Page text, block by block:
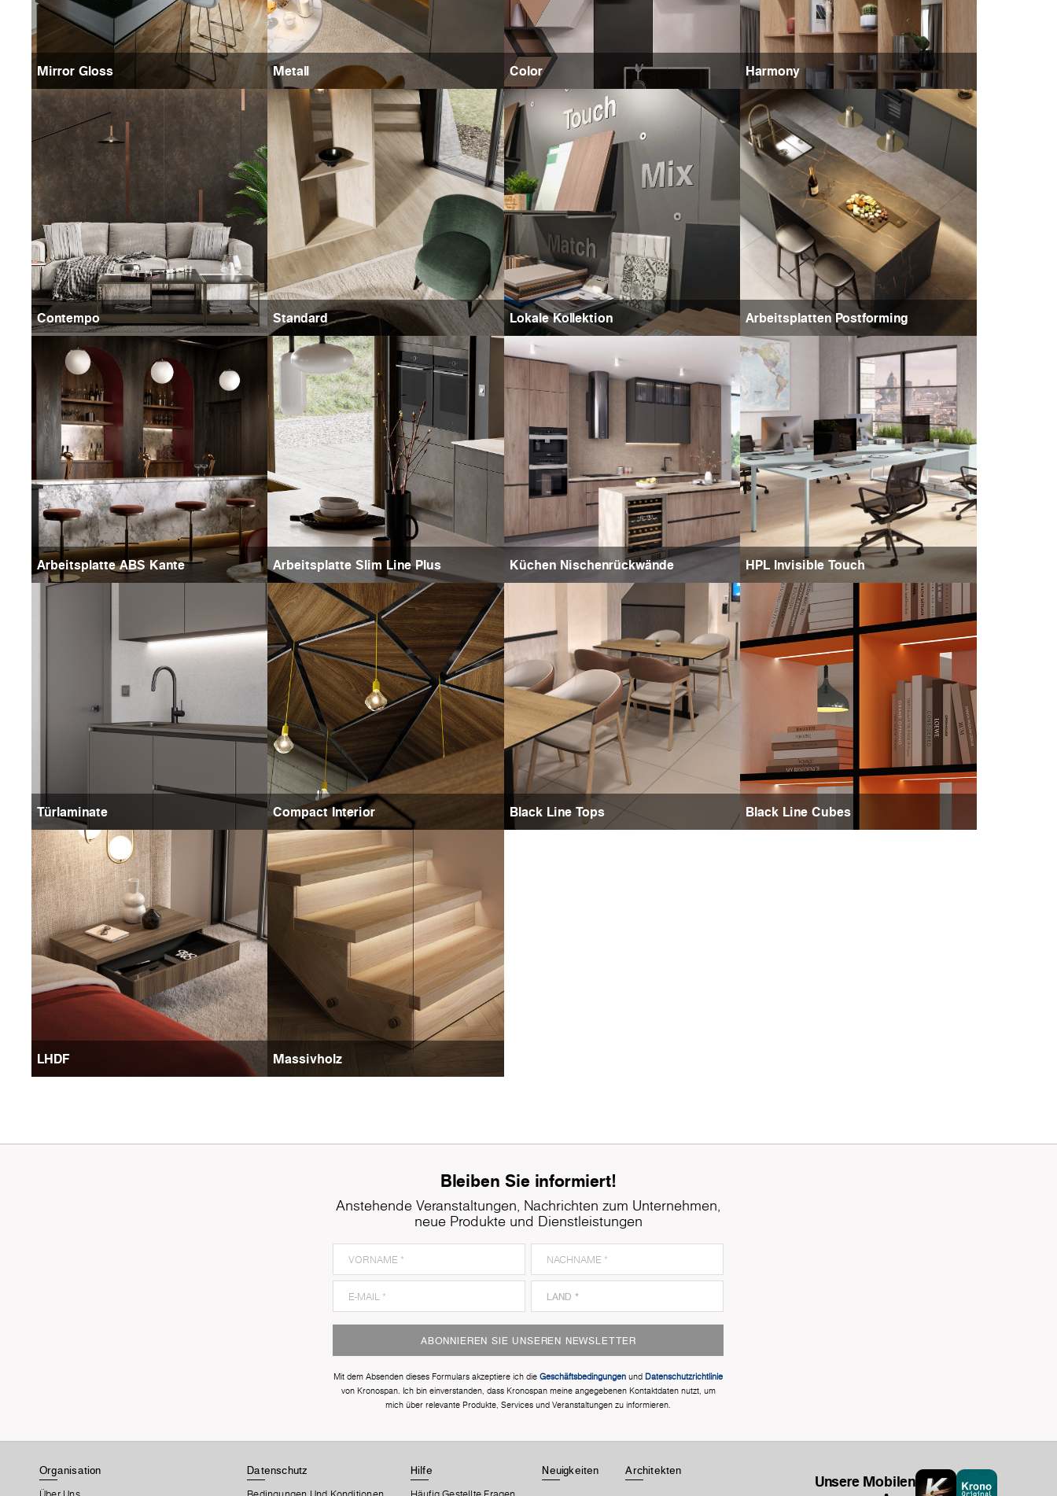
Mirror Gloss Metall Color Harmony
Contempo Standard Lokale Kollektion Arbeitsplatten Postforming
Arbeitsplatte ABS Kante Arbeitsplatte Slim Line Plus Küchen Nischenrückwände HPL Invisible Touch
Türlaminate Compact Interior Black Line Tops Black Line Cubes
LHDF Massivholz
Bleiben Sie informiert!
Anstehende Veranstaltungen, Nachrichten zum Unternehmen,
neue Produkte und Dienstleistungen
ABONNIEREN SIE UNSEREN NEWSLETTER
Mit dem Absenden dieses Formulars akzeptiere ich dieGeschäftsbedingungen und Datenschutzrichtlinie
von Kronospan. Ich bin einverstanden, dass Kronospan meine angegebenen Kontaktdaten nutzt, um
mich über relevante Produkte, Services und Veranstaltungen zu informieren.
Organisation Datenschutz Hilfe Neuigkeiten Architekten
Unsere Mobilen